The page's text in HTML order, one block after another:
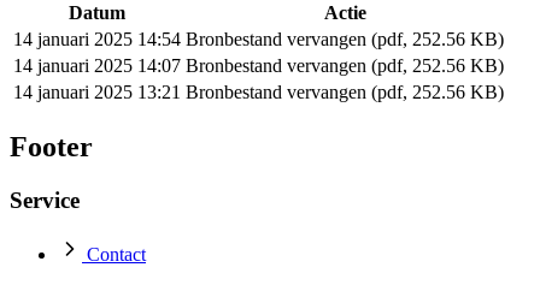
Datum
Actie
14 januari 2025 14:54 Bronbestand vervangen (pdf, 252.56 KB)
14 januari 2025 14:07 Bronbestand vervangen (pdf, 252.56 KB)
14 januari 2025 13:21 Bronbestand vervangen (pdf, 252.56 KB)
Footer
Service
Contact